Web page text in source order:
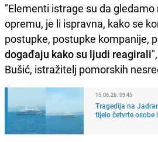
"Elementi istrage su da
opremu, je li ispravna, kako se
postupke, postupke kompanije,
događaju kako su ljudi reagirali
Bušić, istražitelj pomorskih
15.06.26. 09:45
Tragedija na
tijelo četvrte osobe